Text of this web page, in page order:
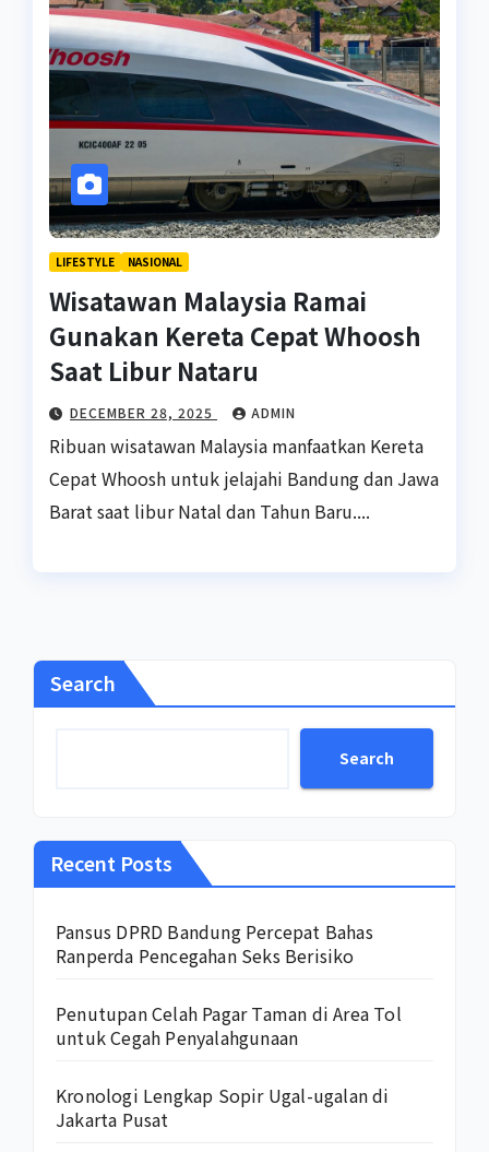
LIFESTYLE NASIONAL
Wisatawan Malaysia Ramai
Gunakan Kereta Cepat Whoosh
Saat Libur Nataru
DECEMBER 28, 2025 ADMIN
Ribuan wisatawan Malaysia manfaatkan Kereta
Cepat Whoosh untuk jelajahi Bandung dan Jawa
Barat saat libur Natal dan Tahun Baru....
Search
Search
Recent Posts
Pansus DPRD Bandung Percepat Bahas
Ranperda Pencegahan Seks Berisiko
Penutupan Celah Pagar Taman di Area Tol
untuk Cegah Penyalahgunaan
Kronologi Lengkap Sopir Ugal-ugalan di
Jakarta Pusat